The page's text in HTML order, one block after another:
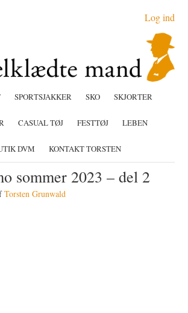
Log ind
SPORTSJAKKER SKO SKJORTER
CASUAL TØJ FESTTØJ LEBEN
DVM KONTAKT TORSTEN
sommer 2023 – del 2
Torsten Grunwald